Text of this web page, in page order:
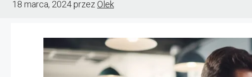
18 marca, 2024przez Olek